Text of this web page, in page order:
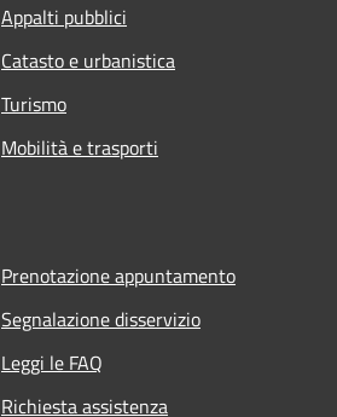
Appalti pubblici
Catasto e urbanistica
Turismo
Mobilità e trasporti
Prenotazione appuntamento
Segnalazione disservizio
Leggi le FAQ
Richiesta assistenza